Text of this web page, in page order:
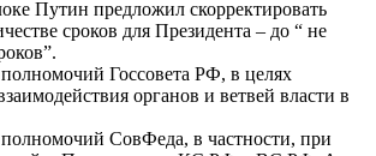
Путин предложил скорректировать
сроков для Президента – до “ не
Госсовета РФ, в целях
органов и ветвей власти в
СовФеда, в частности, при